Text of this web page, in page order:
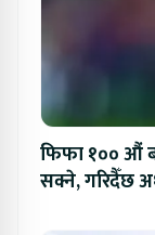
फिफा १०० औं
सक्ने, गरिदैँछ